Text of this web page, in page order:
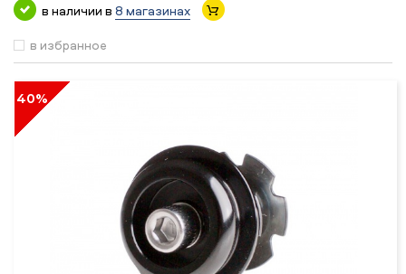
в наличии в 8 магазинах
в избранное
40%